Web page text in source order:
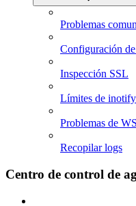
Problemas
Configuración
Inspección SSL
Límites de
Problemas de
Recopilar logs
Centro de control de